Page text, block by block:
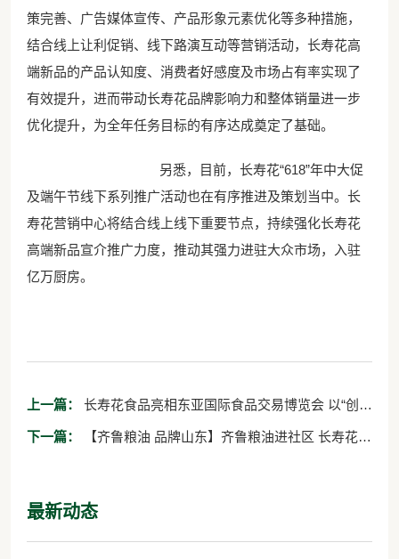
策完善、广告媒体宣传、产品形象元素优化等多种措施，
结合线上让利促销、线下路演互动等营销活动，长寿花高
端新品的产品认知度、消费者好感度及市场占有率实现了
有效提升，进而带动长寿花品牌影响力和整体销量进一步
优化提升，为全年任务目标的有序达成奠定了基础。
另悉，目前，长寿花“618”年中大促
及端午节线下系列推广活动也在有序推进及策划当中。长
寿花营销中心将结合线上线下重要节点，持续强化长寿花
高端新品宣介推广力度，推动其强力进驻大众市场，入驻
亿万厨房。
上一篇：
品质”引关注
下一篇：
最新动态